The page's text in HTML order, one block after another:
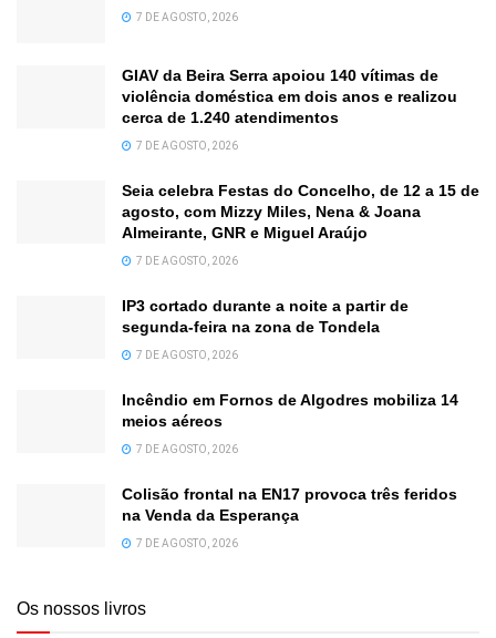
7 DE AGOSTO, 2026
GIAV da Beira Serra apoiou 140 vítimas de
violência doméstica em dois anos e realizou
cerca de 1.240 atendimentos
7 DE AGOSTO, 2026
Seia celebra Festas do Concelho, de 12 a 15 de
agosto, com Mizzy Miles, Nena & Joana
Almeirante, GNR e Miguel Araújo
7 DE AGOSTO, 2026
IP3 cortado durante a noite a partir de
segunda-feira na zona de Tondela
7 DE AGOSTO, 2026
Incêndio em Fornos de Algodres mobiliza 14
meios aéreos
7 DE AGOSTO, 2026
Colisão frontal na EN17 provoca três feridos
na Venda da Esperança
7 DE AGOSTO, 2026
Os nossos livros